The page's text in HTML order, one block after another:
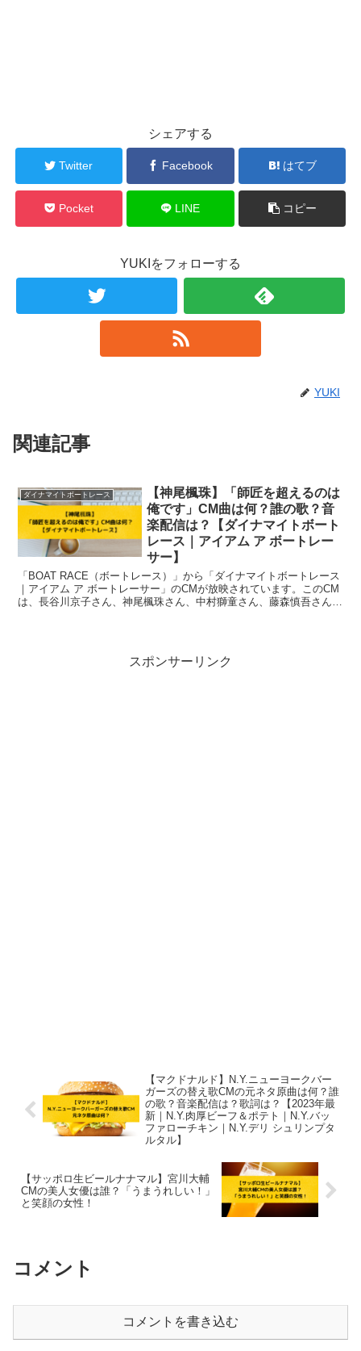
シェアする
Twitter Facebook はてブ
Pocket LINE コピー
YUKIをフォローする
YUKI
関連記事
ダイナマイトボートレース
【神尾楓珠】「師匠を超えるのは
俺です」CM曲は何？誰の歌？音
楽配信は？【ダイナマイトボート
レース｜アイアム ア ボートレー
サー】
「BOAT RACE（ボートレース）」から「ダイナマイトボートレース
｜アイアム ア ボートレーサー」のCMが放映されています。このCM
は、長谷川京子さん、神尾楓珠さん、中村獅童さん、藤森慎吾さん、
スポンサーリンク
【マクドナルド】N.Y.ニューヨークバー
ガーズの替え歌CMの元ネタ原曲は何？誰
の歌？音楽配信は？歌詞は？【2023年最
新｜N.Y.肉厚ビーフ＆ポテト｜N.Y.バッ
ファローチキン｜N.Y.デリ シュリンプタ
ルタル】
【サッポロ生ビールナナマル】宮川大輔
CMの美人女優は誰？「うまうれしい！」
と笑顔の女性！
コメント
コメントを書き込む